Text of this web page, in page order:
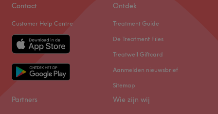
Contact
Customer Help Centre
Ontdek
Treatment Guide
De Treatment Files
Treatwell Giftcard
Aanmelden nieuwsbrief
Sitemap
Partners Wie zijn wij